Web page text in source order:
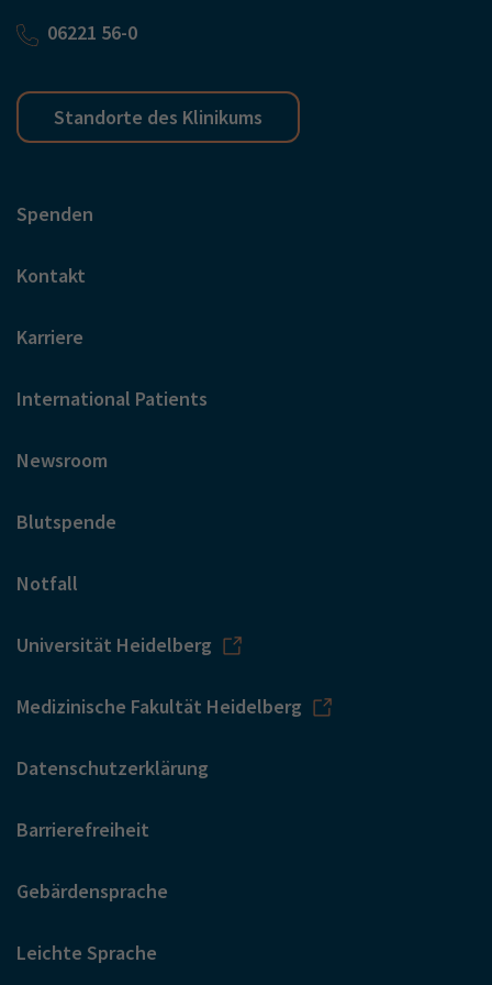
06221 56-0
Standorte des Klinikums
Spenden
Kontakt
Karriere
International Patients
Newsroom
Blutspende
Notfall
Universität Heidelberg
Medizinische Fakultät Heidelberg
Datenschutzerklärung
Barrierefreiheit
Gebärdensprache
Leichte Sprache